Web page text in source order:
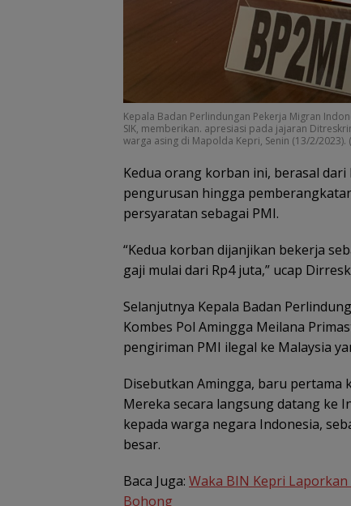
Kepala Badan Perlindungan Pekerja Migran
SIK, memberikan. apresiasi pada jajaran
warga asing di Mapolda Kepri, Senin (13/2/2023).
Kedua orang korban ini, berasal
pengurusan hingga
persyaratan sebagai PMI.
“Kedua korban dijanjikan bekerja
gaji mulai dari Rp4 juta,” ucap
Selanjutnya Kepala Badan
Kombes Pol Amingga Meilana
pengiriman PMI ilegal ke Malaysia
Disebutkan Amingga, baru pertama
Mereka secara langsung datang ke
kepada warga negara Indonesia,
besar.
Baca Juga: Waka BIN Kepri
Bohong
Jaksa Masuk Sekolah,
Kejari Anambas
Hukum Sejak Dini di
SDN 001 Tarempa
Satu Atap
Garis
Wajib
PWI Kepri